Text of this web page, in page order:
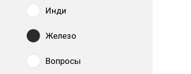
Инди
Железо
Вопросы